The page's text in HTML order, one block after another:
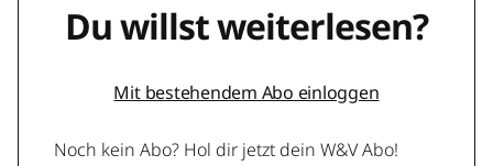
Du willst weiterlesen?
Mit bestehendem Abo einloggen
Noch kein Abo? Hol dir jetzt dein W&V Abo!